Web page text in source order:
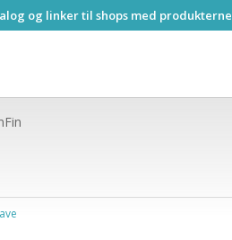
og linker til shops med produkterne